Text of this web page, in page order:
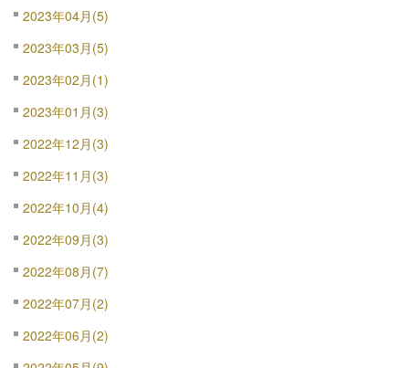
2023年04月(5)
2023年03月(5)
2023年02月(1)
2023年01月(3)
2022年12月(3)
2022年11月(3)
2022年10月(4)
2022年09月(3)
2022年08月(7)
2022年07月(2)
2022年06月(2)